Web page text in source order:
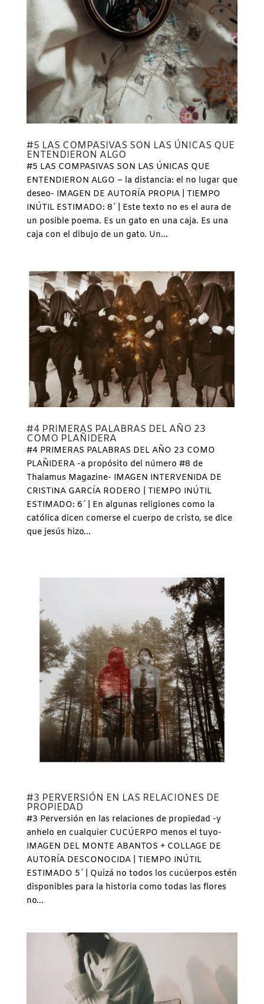
#5 LAS COMPASIVAS SON LAS ÚNICAS QUE
ENTENDIERON ALGO
#5 LAS COMPASIVAS SON LAS ÚNICAS QUE
ENTENDIERON ALGO – la distancia: el no lugar que
deseo- IMAGEN DE AUTORÍA PROPIA | TIEMPO
INÚTIL ESTIMADO: 8´ | Este texto no es el aura de
un posible poema. Es un gato en una caja. Es una
caja con el dibujo de un gato. Un...
#4 PRIMERAS PALABRAS DEL AÑO 23
COMO PLAÑIDERA
#4 PRIMERAS PALABRAS DEL AÑO 23 COMO
PLAÑIDERA -a propósito del número #8 de
Thalamus Magazine- IMAGEN INTERVENIDA DE
CRISTINA GARCÍA RODERO | TIEMPO INÚTIL
ESTIMADO: 6´ | En algunas religiones como la
católica dicen comerse el cuerpo de cristo, se dice
que jesús hizo...
#3 PERVERSIÓN EN LAS RELACIONES DE
PROPIEDAD
#3 Perversión en las relaciones de propiedad -y
anhelo en cualquier CUCÚERPO menos el tuyo-
IMAGEN DEL MONTE ABANTOS + COLLAGE DE
AUTORÍA DESCONOCIDA | TIEMPO INÚTIL
ESTIMADO 5´ | Quizá no todos los cucúerpos estén
disponibles para la historia como todas las flores
no...